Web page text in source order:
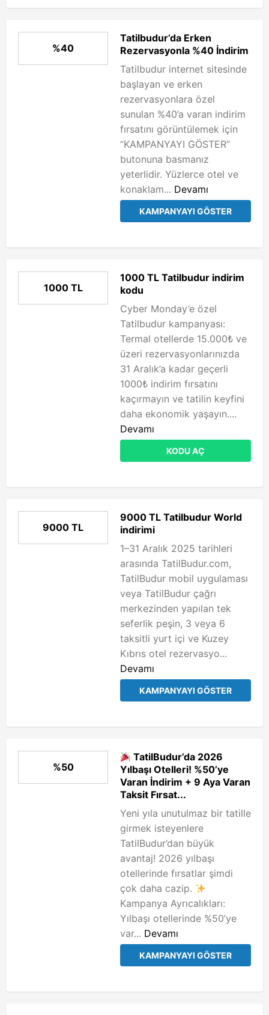
%40
Tatilbudur’da Erken
Rezervasyonla %40 İndirim
Tatilbudur internet sitesinde
başlayan ve erken
rezervasyonlara özel
sunulan %40’a varan indirim
fırsatını görüntülemek için
“KAMPANYAYI GÖSTER”
butonuna basmanız
yeterlidir. Yüzlerce otel ve
konaklam... Devamı
KAMPANYAYI GÖSTER
1000 TL
1000 TL Tatilbudur indirim
kodu
Cyber Monday’e özel
Tatilbudur kampanyası:
Termal otellerde 15.000₺ ve
üzeri rezervasyonlarınızda
31 Aralık’a kadar geçerli
1000₺ indirim fırsatını
kaçırmayın ve tatilin keyfini
daha ekonomik yaşayın....
Devamı
KODU AÇ
9000 TL
9000 TL Tatilbudur World
indirimi
1–31 Aralık 2025 tarihleri
arasında TatilBudur.com,
TatilBudur mobil uygulaması
veya TatilBudur çağrı
merkezinden yapılan tek
seferlik peşin, 3 veya 6
taksitli yurt içi ve Kuzey
Kıbrıs otel rezervasyo...
Devamı
KAMPANYAYI GÖSTER
%50
TatilBudur’da 2026
Yılbaşı Otelleri! %50’ye
Varan İndirim + 9 Aya Varan
Taksit Fırsat...
Yeni yıla unutulmaz bir tatille
girmek isteyenlere
TatilBudur’dan büyük
avantaj! 2026 yılbaşı
otellerinde fırsatlar şimdi
çok daha cazip.
Kampanya Ayrıcalıkları:
Yılbaşı otellerinde %50’ye
var... Devamı
KAMPANYAYI GÖSTER